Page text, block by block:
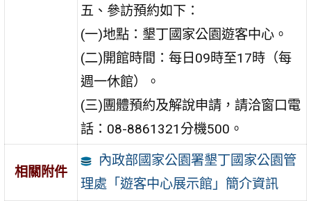
五、參訪預約如下：
(一)地點：墾丁國家公園遊客中心。
(二)開館時間：每日09時至17時（每
週一休館）。
(三)團體預約及解說申請，請洽窗口電
話：08-8861321分機500。
相關附件
內政部國家公園署墾丁國家公園管
理處「遊客中心展示館」簡介資訊